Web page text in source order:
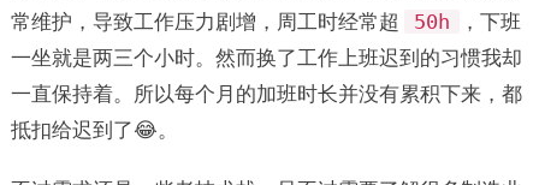
常维护，导致工作压力剧增，周工时经常超
50h
，下班
一坐就是两三个小时。然而换了工作上班迟到的习惯我却
一直保持着。所以每个月的加班时长并没有累积下来，都
抵扣给迟到了😂。